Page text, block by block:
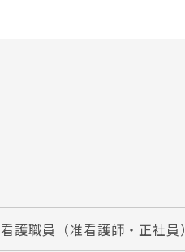
看護職員（准看護師・正社員）